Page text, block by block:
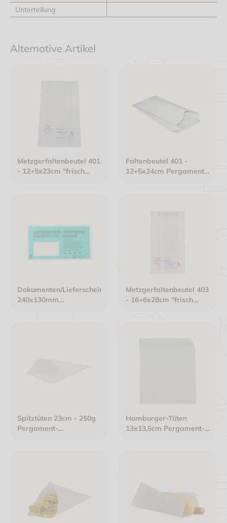
Unterteilung
Alternative Artikel
Metzgerfaltenbeutel 401
- 12+5x23cm "frisch
Faltenbeutel 401 -
12+5x24cm Pergament-
Dokumenten/Lieferscheintaschen
240x130mm
Metzgerfaltenbeutel 403
- 16+6x28cm "frisch
Spitztüten 23cm - 250g
Pergament-
Hamburger-Tüten
13x13,5cm Pergament-